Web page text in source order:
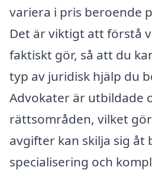
variera i pris beroende
Det är viktigt att förstå
faktiskt gör, så att du
typ av juridisk hjälp du
Advokater är utbildade
rättsområden, vilket
avgifter kan skilja sig åt
specialisering och